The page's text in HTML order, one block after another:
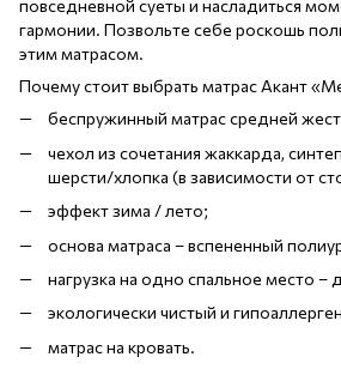
повседневной суеты и насладиться
гармонии. Позвольте себе роскошь
этим матрасом.
Почему стоит выбрать матрас Акант
беспружинный матрас средней
чехол из сочетания жаккарда,
шерсти/хлопка (в зависимости от
эффект зима / лето;
основа матраса – вспененный
нагрузка на одно спальное место –
экологически чистый и
матрас на кровать.